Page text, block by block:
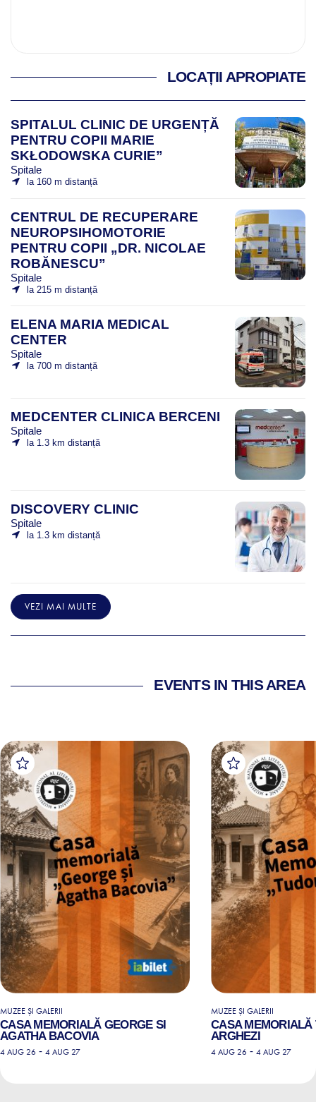
LOCAȚII APROPIATE
SPITALUL CLINIC DE URGENȚĂ
PENTRU COPII MARIE
SKŁODOWSKA CURIE”
Spitale
la 160 m distanță
CENTRUL DE RECUPERARE
NEUROPSIHOMOTORIE
PENTRU COPII „DR. NICOLAE
ROBĂNESCU”
Spitale
la 215 m distanță
ELENA MARIA MEDICAL
CENTER
Spitale
la 700 m distanță
MEDCENTER CLINICA BERCENI
Spitale
la 1.3 km distanță
DISCOVERY CLINIC
Spitale
la 1.3 km distanță
VEZI MAI MULTE
EVENTS IN THIS AREA
MUZEE ȘI GALERII
CASA MEMORIALĂ GEORGE SI
AGATHA BACOVIA
4 AUG 26 - 4 AUG 27
MUZEE ȘI GALERII
CASA MEMORIALĂ
ARGHEZI
4 AUG 26 - 4 AUG 27